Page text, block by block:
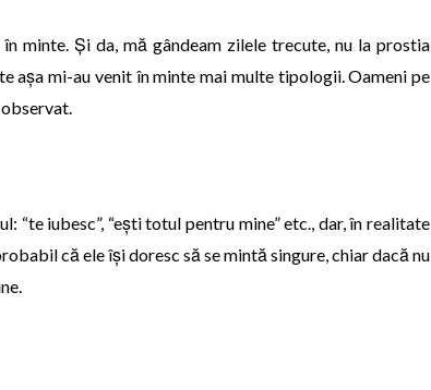
minte. Și da, mă gândeam zilele trecute, nu la prostia
așa mi-au venit în minte mai multe tipologii. Oameni pe
iubesc”, “ești totul pentru mine” etc., dar, în realitate
că ele își doresc să se mintă singure, chiar dacă nu